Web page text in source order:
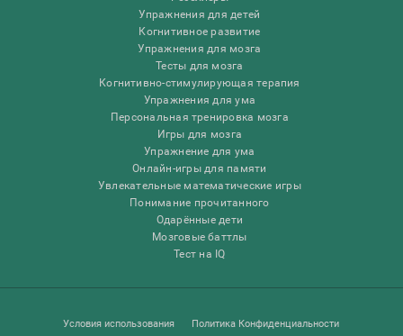
Упражнения для детей
Когнитивное развитие
Упражнения для мозга
Тесты для мозга
Когнитивно-стимулирующая терапия
Упражнения для ума
Персональная тренировка мозга
Игры для мозга
Упражнение для ума
Онлайн-игры для памяти
Увлекательные математические игры
Понимание прочитанного
Одарённые дети
Мозговые баттлы
Тест на IQ
Условия использования Политика Конфиденциальности